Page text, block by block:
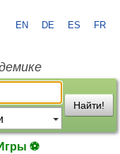
EN DE ES FR
Найти!
⚽